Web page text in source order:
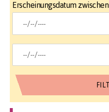
Erscheinungsdatum zwischen